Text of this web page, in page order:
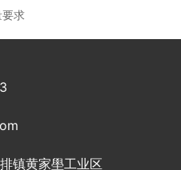
要求
镇黄家壆工业区